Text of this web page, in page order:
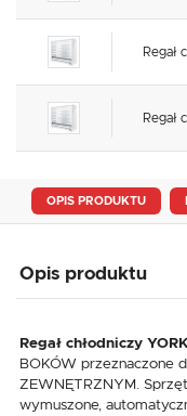
Regał
Regał
OPIS PRODUKTU
Opis produktu
Regał chłodniczy YORK
BOKÓW przeznaczone
ZEWNĘTRZNYM.
wymuszone,